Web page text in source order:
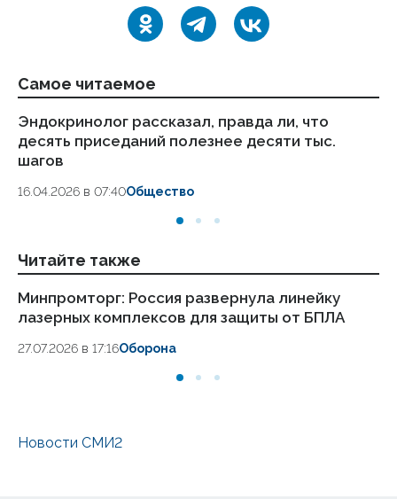
Самое читаемое
Эндокринолог рассказал, правда ли, что
десять приседаний полезнее десяти тыс.
шагов
16.04.2026 в 07:40Общество
Читайте также
Минпромторг: Россия развернула линейку
лазерных комплексов для защиты от БПЛА
27.07.2026 в 17:16Оборона
Новости СМИ2